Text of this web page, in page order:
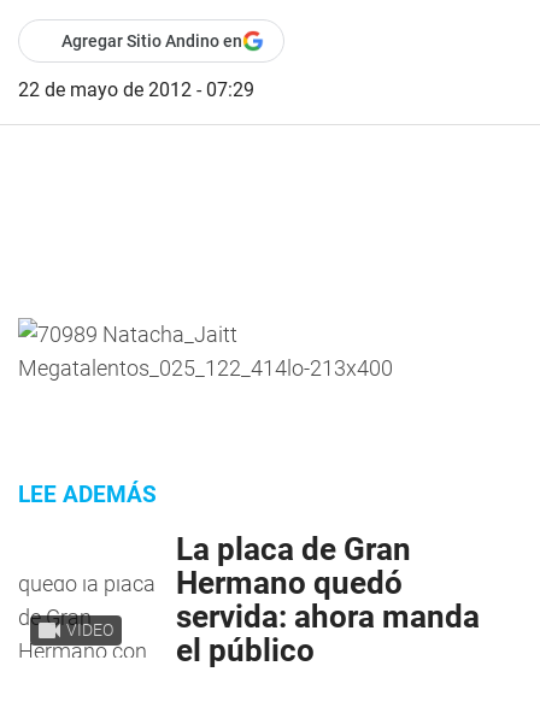
Agregar Sitio Andino en
22 de mayo de 2012 - 07:29
LEE ADEMÁS
VIDEO
La placa de Gran
Hermano quedó
servida: ahora manda
el público